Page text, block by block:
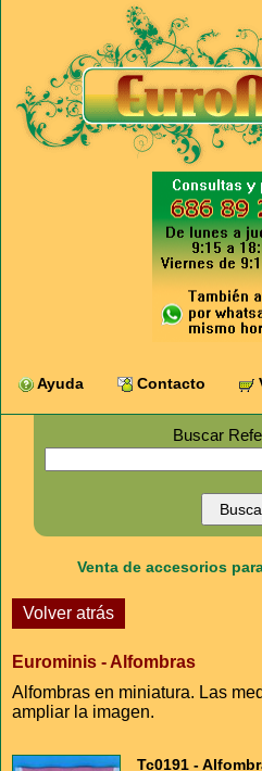
Contacto
Ayuda
Buscar
Venta de accesorios
Volver atrás
Eurominis - Alfombras
Alfombras en miniatura. Las
ampliar la imagen.
Tc0191 -